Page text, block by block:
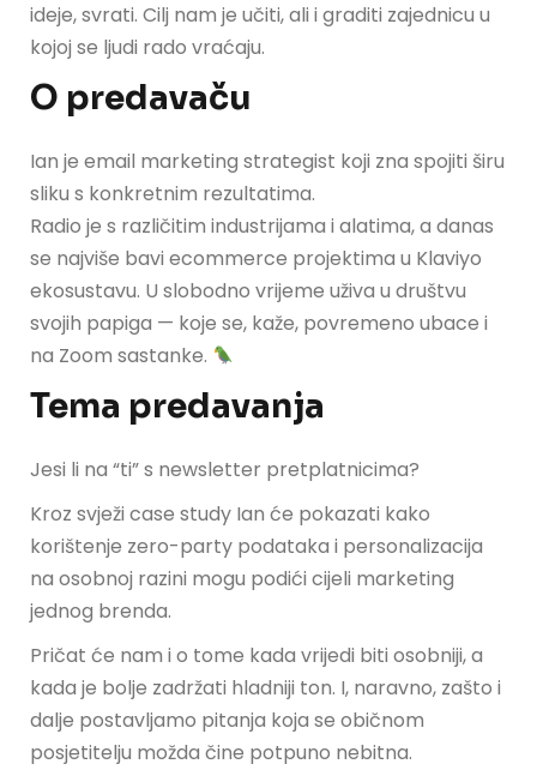
ideje, svrati. Cilj nam je učiti, ali i graditi zajednicu u
kojoj se ljudi rado vraćaju.
O predavaču
Ian je email marketing strategist koji zna spojiti širu
sliku s konkretnim rezultatima.
Radio je s različitim industrijama i alatima, a danas
se najviše bavi ecommerce projektima u Klaviyo
ekosustavu. U slobodno vrijeme uživa u društvu
svojih papiga — koje se, kaže, povremeno ubace i
na Zoom sastanke.
Tema predavanja
Jesi li na “ti” s newsletter pretplatnicima?
Kroz svježi case study Ian će pokazati kako
korištenje zero-party podataka i personalizacija
na osobnoj razini mogu podići cijeli marketing
jednog brenda.
Pričat će nam i o tome kada vrijedi biti osobniji, a
kada je bolje zadržati hladniji ton. I, naravno, zašto i
dalje postavljamo pitanja koja se običnom
posjetitelju možda čine potpuno nebitna.